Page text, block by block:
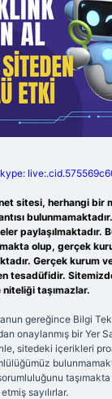
sitesi, herhangi bir
olup, gerçek
Gerçek kurum
tesadüfidir.
taşımazlar.
gereğince Bilgi
onaylanmış bir Yer
sitedeki içerikleri
sayılırlar.